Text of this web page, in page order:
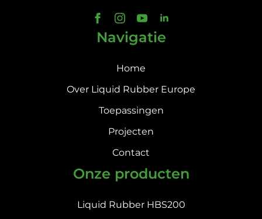
Navigatie
Home
Over Liquid Rubber Europe
Toepassingen
Projecten
Contact
Onze producten
Liquid Rubber HBS200